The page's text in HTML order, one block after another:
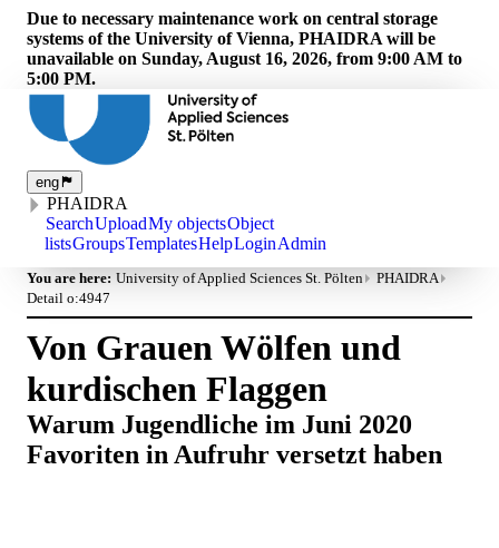
Due to necessary maintenance work on central storage
systems of the University of Vienna, PHAIDRA will be
unavailable on Sunday, August 16, 2026, from 9:00 AM to
5:00 PM.
eng
PHAIDRA
SearchUploadMy objectsObject
listsGroupsTemplatesHelpLoginAdmin
You are here: University of Applied Sciences St. Pölten
PHAIDRA
Detail o:4947
Von Grauen Wölfen und
kurdischen Flaggen
Warum Jugendliche im Juni 2020
Favoriten in Aufruhr versetzt haben